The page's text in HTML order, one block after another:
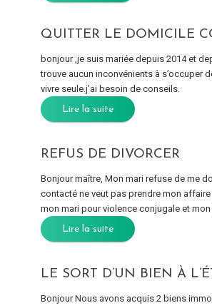
QUITTER LE DOMICILE
bonjour ,je suis mariée depuis 2014 et
trouve aucun inconvénients à s’occuper
vivre seule.j’ai besoin de conseils.
Lire la suite
REFUS DE DIVORCER
Bonjour maître, Mon mari refuse de me
contacté ne veut pas prendre mon
mon mari pour violence conjugale et mon
Lire la suite
LE SORT D’UN BIEN À
Bonjour Nous avons acquis 2 biens